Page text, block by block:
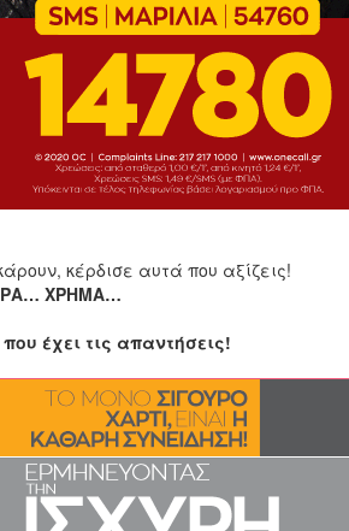
κέρδισε αυτά που αξίζεις!
ΧΡΗΜΑ…
έχει τις απαντήσεις!